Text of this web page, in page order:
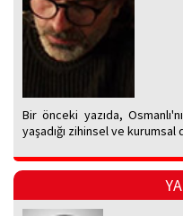
Bir önceki yazıda,
yaşadığı zihinsel ve kurumsal